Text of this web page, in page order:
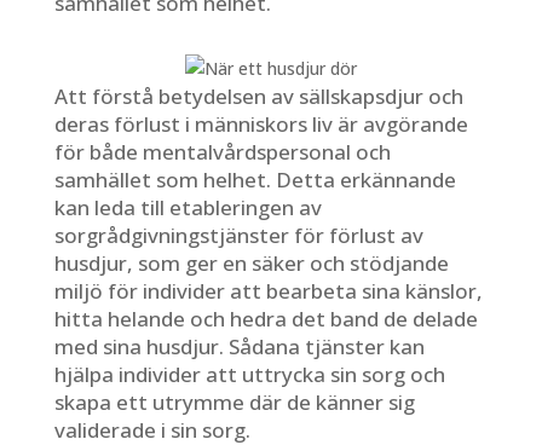
Att förstå betydelsen av sällskapsdjur och
deras förlust i människors liv är avgörande
för både mentalvårdspersonal och
samhället som helhet. Detta erkännande
kan leda till etableringen av
sorgrådgivningstjänster för förlust av
husdjur, som ger en säker och stödjande
miljö för individer att bearbeta sina känslor,
hitta helande och hedra det band de delade
med sina husdjur. Sådana tjänster kan
hjälpa individer att uttrycka sin sorg och
skapa ett utrymme där de känner sig
validerade i sin sorg.